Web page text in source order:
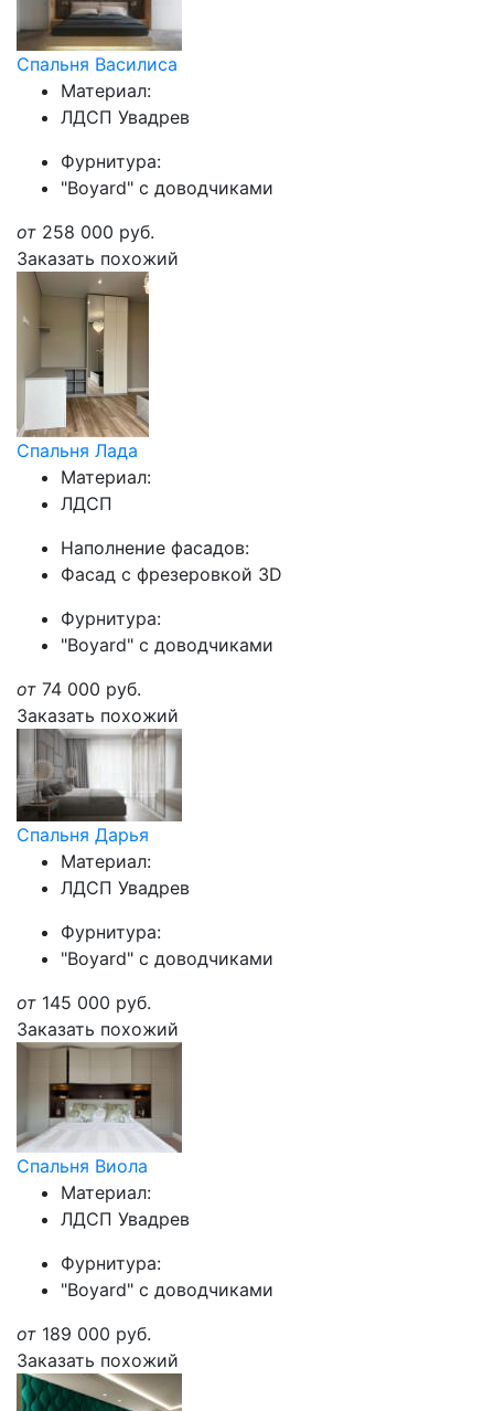
Спальня Василиса
Материал:
ЛДСП Увадрев
Фурнитура:
"Boyard" с доводчиками
от 258 000 руб.
Заказать похожий
Спальня Лада
Материал:
ЛДСП
Наполнение фасадов:
Фасад с фрезеровкой 3D
Фурнитура:
"Boyard" с доводчиками
от 74 000 руб.
Заказать похожий
Спальня Дарья
Материал:
ЛДСП Увадрев
Фурнитура:
"Boyard" с доводчиками
от 145 000 руб.
Заказать похожий
Спальня Виола
Материал:
ЛДСП Увадрев
Фурнитура:
"Boyard" с доводчиками
от 189 000 руб.
Заказать похожий